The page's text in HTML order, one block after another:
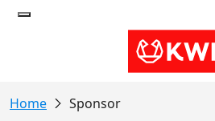
Sponsor